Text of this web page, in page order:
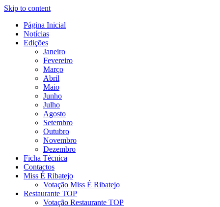
Skip to content
É Ribatejo – Revista Social
Online
Revista Social Online
Página Inicial
Notícias
Edições
Janeiro
Fevereiro
Março
Abril
Maio
Junho
Julho
Agosto
Setembro
Outubro
Novembro
Dezembro
Ficha Técnica
Contactos
Miss É Ribatejo
Votação Miss É Ribatejo
Restaurante TOP
Votação Restaurante TOP